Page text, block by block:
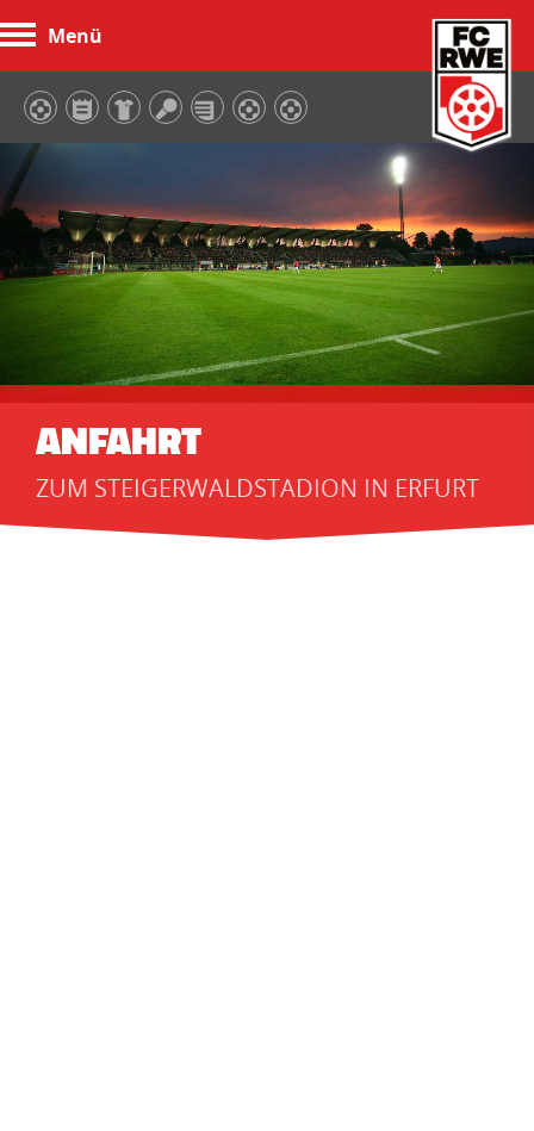
Menü
ANFAHRT
ZUM STEIGERWALDSTADION IN ERFURT